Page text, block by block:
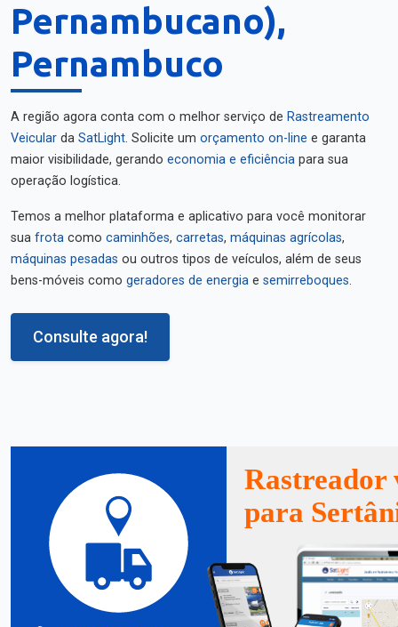
Pernambucano),
Pernambuco
A região agora conta com o melhor serviço de Rastreamento
Veicular da SatLight. Solicite um orçamento on-line e garanta
maior visibilidade, gerando economia e eficiência para sua
operação logística.
Temos a melhor plataforma e aplicativo para você monitorar
sua frota como caminhões, carretas, máquinas agrícolas,
máquinas pesadas ou outros tipos de veículos, além de seus
bens-móveis como geradores de energia e semirreboques.
Consulte agora!
Rastreador
para